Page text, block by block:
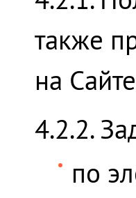
также
на
4.2.2.
по